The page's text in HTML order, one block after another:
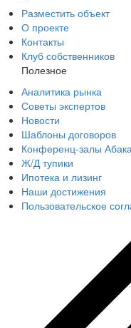
Разместить объект
О проекте
Контакты
Клуб собственников
Полезное
Аналитика рынка
Советы экспертов
Новости
Шаблоны договоров
Конференц-залы
Ж/Д тупики
Ипотека и лизинг
Наши достижения
Пользовательское